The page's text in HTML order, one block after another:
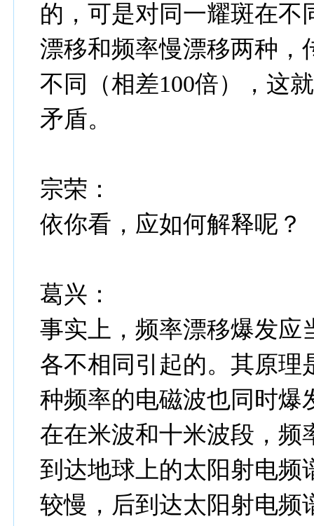
的，可是对同一耀斑在不
漂移和频率慢漂移两种，
不同（相差100倍），这
矛盾。
宗荣：
依你看，应如何解释呢？
葛兴：
事实上，频率漂移爆发应
各不相同引起的。其原理
种频率的电磁波也同时爆
在在米波和十米波段，频
到达地球上的太阳射电频
较慢，后到达太阳射电频